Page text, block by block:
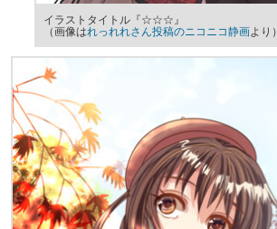
イラストタイトル『☆☆☆』
（画像はれっれれさん投稿のニコニコ静画より）